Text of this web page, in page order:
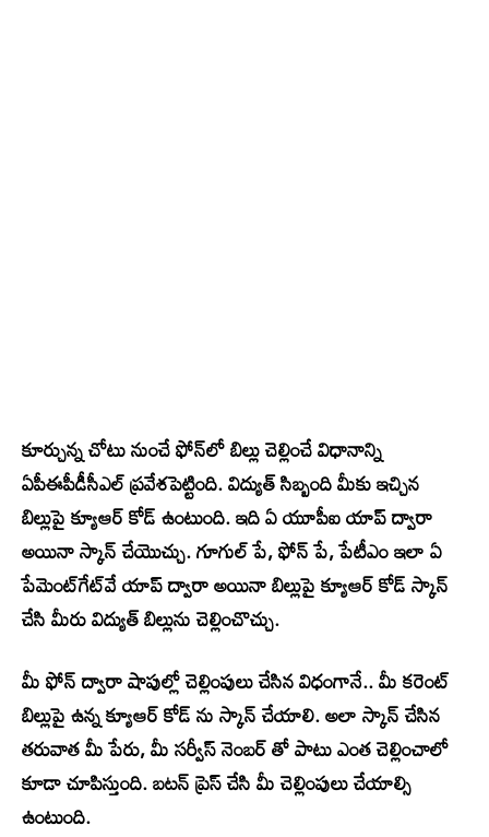
కూర్చున్న చోటు నుంచే ఫోన్‌లో బిల్లు చెల్లించే విధానాన్ని
ఏపీఈపీడీసీఎల్ ప్రవేశపెట్టింది. విద్యుత్ సిబ్బంది మీకు ఇచ్చిన
బిల్లుపై క్యూఆర్ కోడ్ ఉంటుంది. ఇది ఏ యూపీఐ యాప్ ద్వారా
అయినా స్కాన్ చేయొచ్చు. గూగుల్ పే, ఫోన్ పే, పేటీఎం ఇలా ఏ
పేమెంట్‌గేట్‌వే యాప్ ద్వారా అయినా బిల్లుపై క్యూఆర్ కోడ్ స్కాన్
చేసి మీరు విద్యుత్ బిల్లును చెల్లించొచ్చు.
మీ ఫోన్‌ ద్వారా షాపుల్లో చెల్లింపులు చేసిన విధంగానే.. మీ కరెంట్
బిల్లుపై ఉన్న క్యూఆర్ కోడ్ ను స్కాన్ చేయాలి. అలా స్కాన్ చేసిన
తరువాత మీ పేరు, మీ సర్వీస్ నెంబర్ తో పాటు ఎంత చెల్లించాలో
కూడా చూపిస్తుంది. బటన్ ప్రెస్ చేసి మీ చెల్లింపులు చేయాల్సి
ఉంటుంది.